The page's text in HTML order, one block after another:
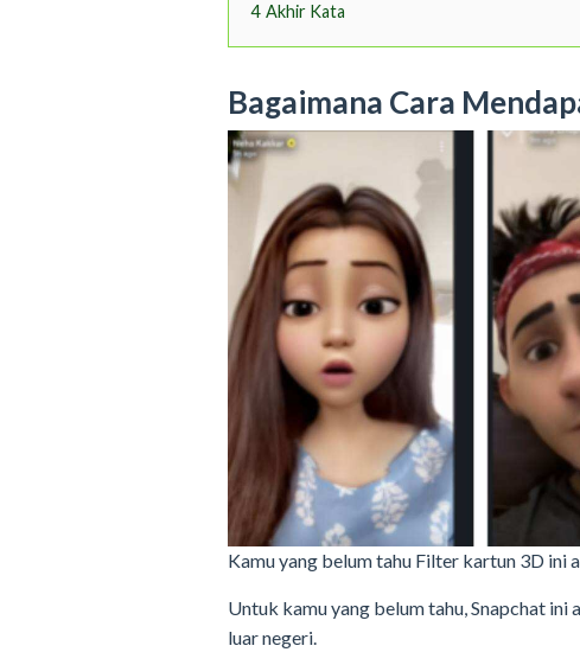
4 Akhir Kata
Bagaimana Cara
Kamu yang belum tahu Filter kartun 3D ini
Untuk kamu yang belum tahu, Snapchat ini
luar negeri.